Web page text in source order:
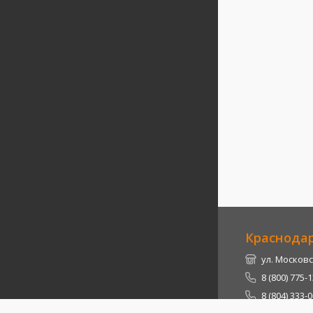
ул.
8 (800) 775-
8 (804) 333-